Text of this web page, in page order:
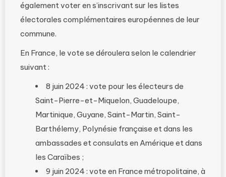
également voter en s’inscrivant sur les listes
électorales complémentaires européennes de leur
commune.
En France, le vote se déroulera selon le calendrier
suivant :
8 juin 2024 : vote pour les électeurs de
Saint-Pierre-et-Miquelon, Guadeloupe,
Martinique, Guyane, Saint-Martin, Saint-
Barthélemy, Polynésie française et dans les
ambassades et consulats en Amérique et dans
les Caraïbes ;
9 juin 2024 : vote en France métropolitaine, à